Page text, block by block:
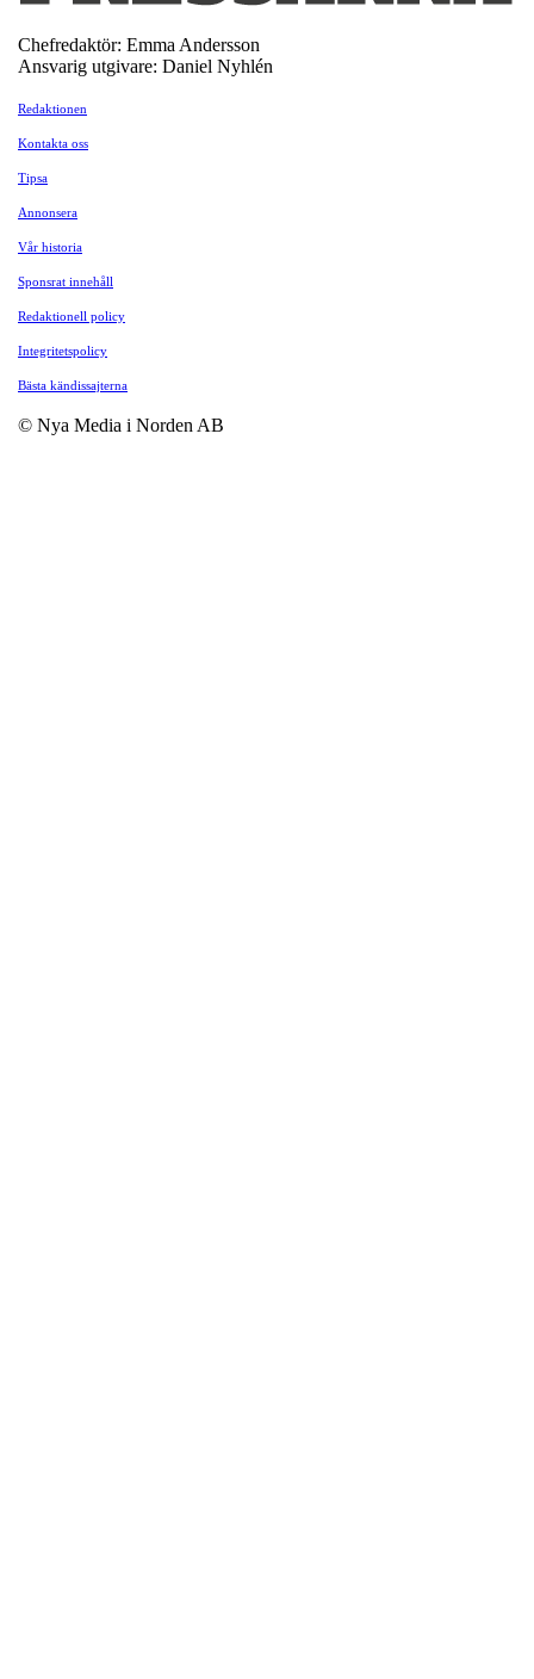
Chefredaktör: Emma Andersson
Ansvarig utgivare: Daniel Nyhlén
Redaktionen
Kontakta oss
Tipsa
Annonsera
Vår historia
Sponsrat innehåll
Redaktionell policy
Integritetspolicy
Bästa kändissajterna
© Nya Media i Norden AB